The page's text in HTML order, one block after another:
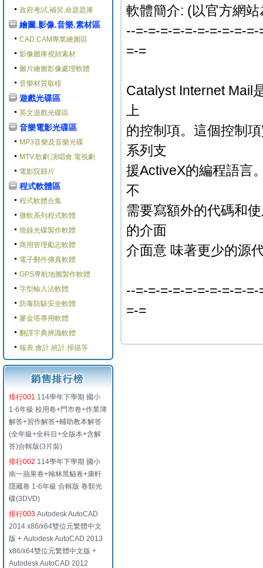
政府考試,補習,命題題庫
繪圖.影像.音樂.素材區
CAD.CAM專業繪圖區
影像圖庫視頻素材
圖片繪圖影像處理軟體
音樂材質取樣
遊戲光碟區
英文遊戲光碟區
音樂電影光碟區
MP3音樂及音樂光碟
MTV.歌劇.演唱會.電視劇
電影院縣片
程式軟體區
程式軟體合集
微軟系列程式軟體
燒錄光碟製作軟體
商用管理勵志軟體
電子郵件傳真軟體
GPS導航地圖製作軟體
字型輸入法軟體
防毒防駭安全軟體
麥金塔專用軟體
翻譯字典辨識軟體
報表.會計.統計.掃描等
排行001 114學年下學期 國小
1-6年級 校用卷+門市卷+作業簿
解答+習作解答+輔助教本解答
(全年級+全科目+全版本+含解
答)合輯版(3片裝)
排行002 114學年下學期 國小
南一蘋果卷+翰林黑貓卷+康軒
隱藏卷 1-6年級 合輯版 卷類光
碟(3DVD)
排行003 Autodesk AutoCAD
2014 x86/x64雙位元繁體中文
版 + Autodesk AutoCAD 2013
x86/x64雙位元繁體中文版 +
Autodesk AutoCAD 2012
軟體簡介: (以官方網站
--=-=-=-=-=-=-=-=-=-
=-=
Catalyst Internet Mail
上
的控制項。這個控制
系列支
援ActiveX的編程語言
不
需要寫額外的代碼和
的介面
介面意 味著更少的源
--=-=-=-=-=-=-=-=-=-
=-=